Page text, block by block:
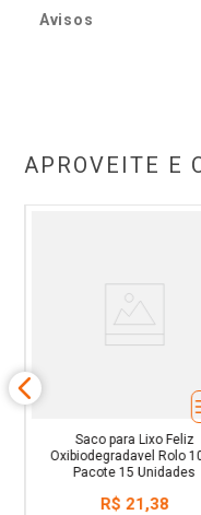
Avisos
APROVEITE E
Saco para Lixo Feliz
Oxibiodegradavel Rolo
Pacote 15 Unidades
R$ 21,38